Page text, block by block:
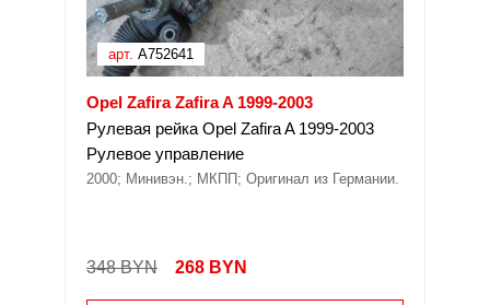
арт. A752641
Opel Zafira Zafira A 1999-2003
Рулевая рейка Opel Zafira A 1999-2003
Рулевое управление
2000; Минивэн.; МКПП; Оригинал из Германии.
348 BYN 268 BYN